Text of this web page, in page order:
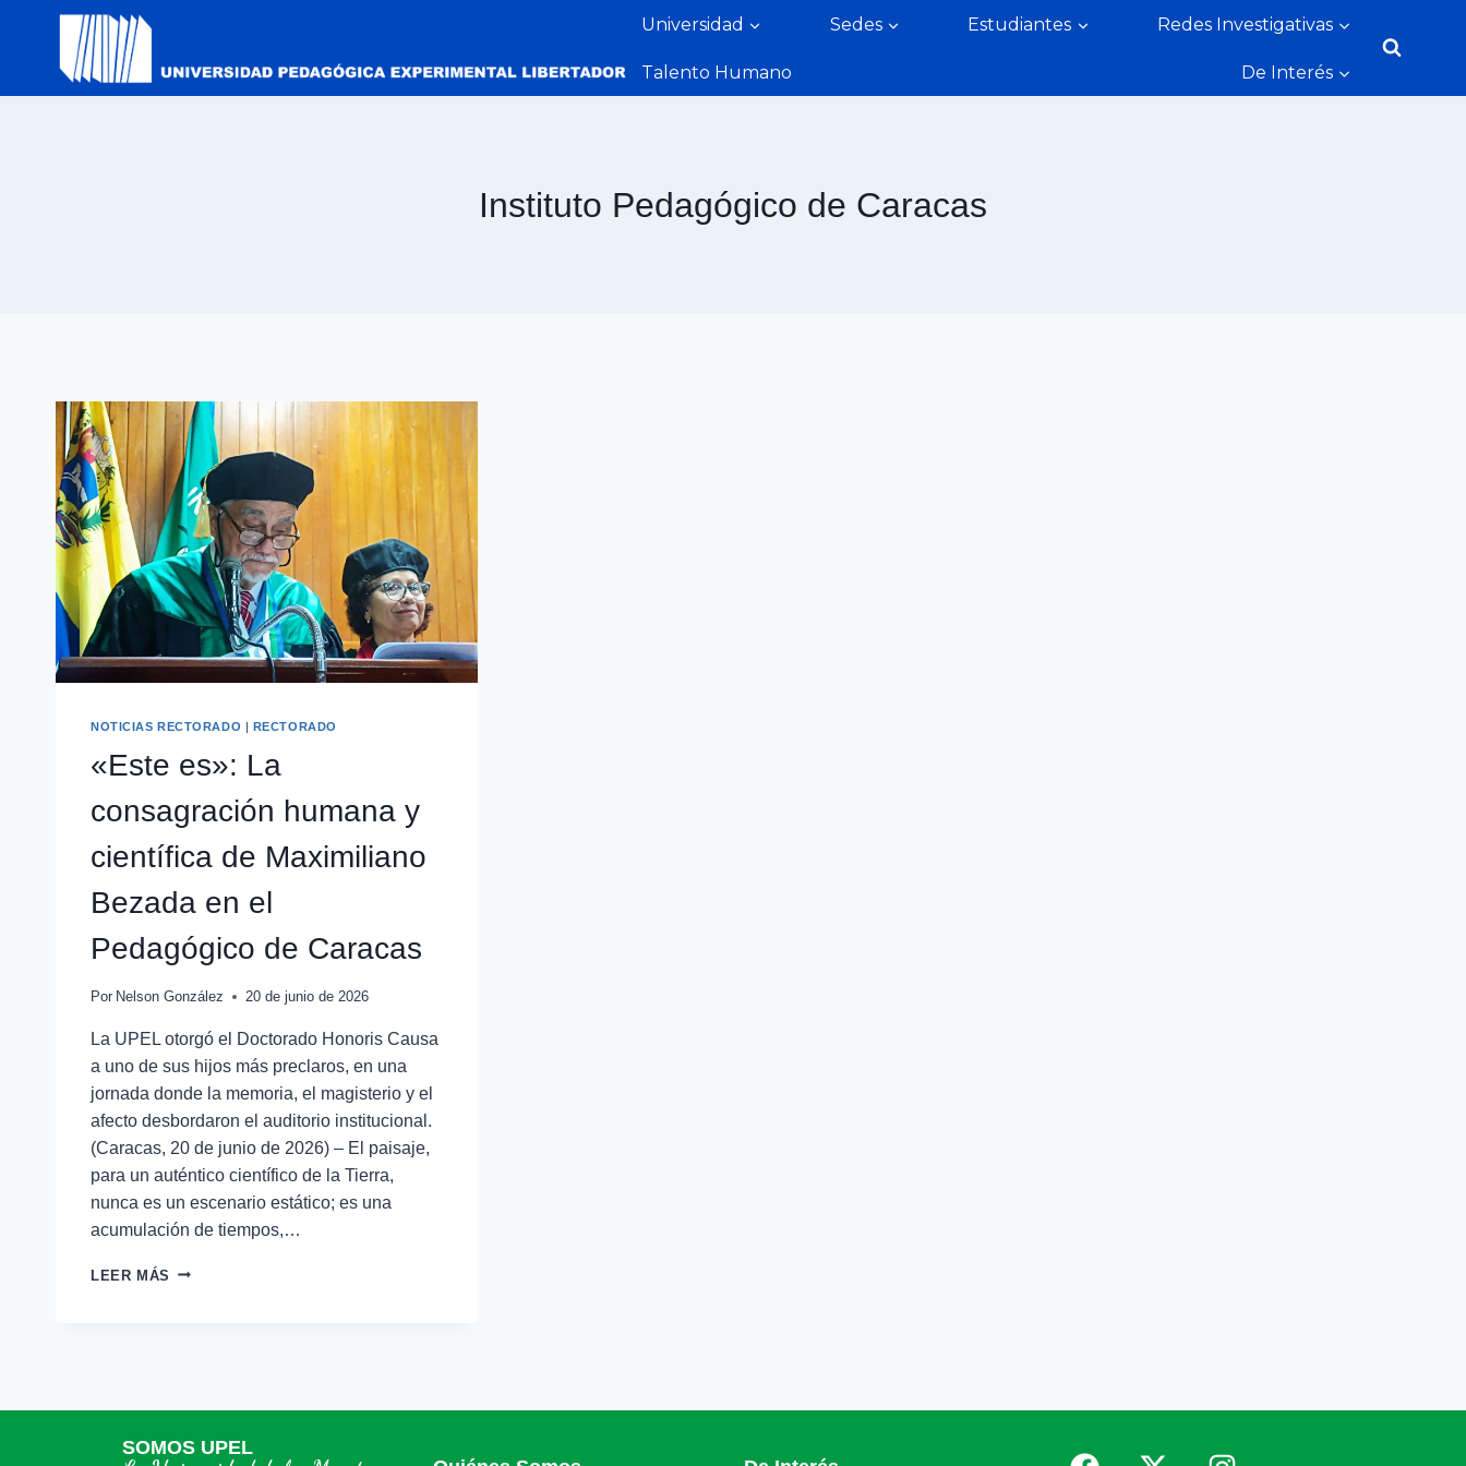
Universidad Sedes Estudiantes Redes Investigativas
Talento Humano De Interés
Instituto Pedagógico de Caracas
NOTICIAS RECTORADO RECTORADO
«Este es»: La
consagración humana y
científica de Maximiliano
Bezada en el
Pedagógico de Caracas
Por Nelson González 20 de junio de 2026
La UPEL otorgó el Doctorado Honoris Causa
a uno de sus hijos más preclaros, en una
jornada donde la memoria, el magisterio y el
afecto desbordaron el auditorio institucional.
(Caracas, 20 de junio de 2026) – El paisaje,
para un auténtico científico de la Tierra,
nunca es un escenario estático; es una
acumulación de tiempos,…
LEER MÁS
SOMOS UPEL